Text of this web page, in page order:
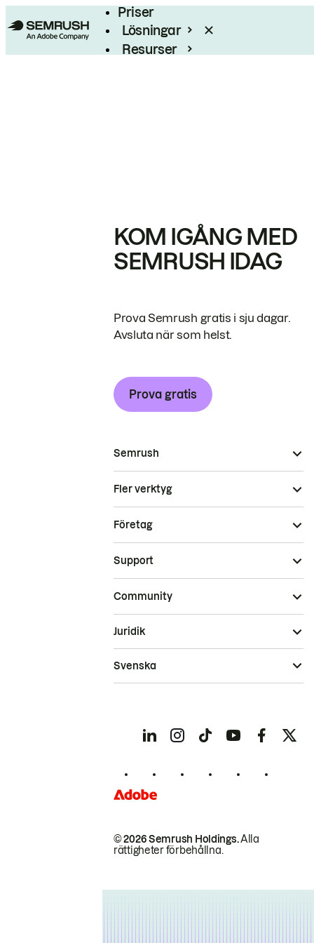
Priser
Lösningar
Resurser
KOM IGÅNG MED
SEMRUSH IDAG
Prova Semrush gratis i sju dagar.
Avsluta när som helst.
Prova gratis
Semrush
Fler verktyg
Företag
Support
Community
© 2026 Semrush Holdings.Alla
rättigheter förbehållna.
Juridik
Svenska